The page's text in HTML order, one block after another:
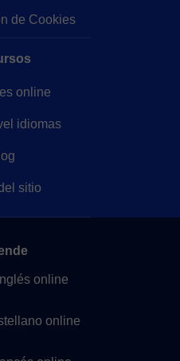
de Cookies
online
idiomas
sitio
online
online